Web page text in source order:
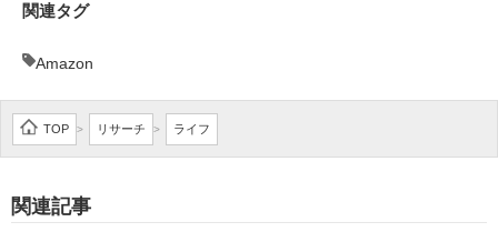
関連タグ
Amazon
TOP > リサーチ > ライフ
関連記事